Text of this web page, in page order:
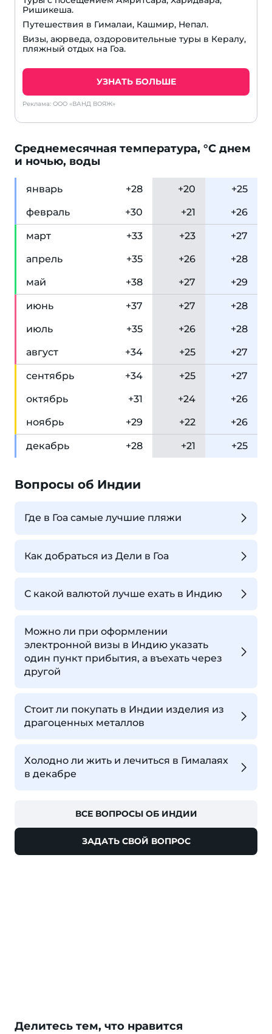
Ришикеша.
Путешествия в Гималаи, Кашмир, Непал.
Визы, аюрведа, оздоровительные туры в Кералу,
пляжный отдых на Гоа.
УЗНАТЬ БОЛЬШЕ
Реклама: ООО «ВАНД ВОЯЖ»
Cреднемесячная температура, °C днем
и ночью, воды
январь +28 +20
+25
февраль +30 +21 +26
март +33 +23
+27
апрель +35 +26
+28
май
+38 +27 +29
июнь +37 +27
+28
июль +35 +26
+28
август +34 +25 +27
сентябрь +34 +25
+27
октябрь +31 +24
+26
ноябрь +29 +22 +26
декабрь +28 +21 +25
Вопросы об Индии
Где в Гоа самые лучшие пляжи
Как добраться из Дели в Гоа
С какой валютой лучше ехать в Индию
Можно ли при оформлении
электронной визы в Индию указать
один пункт прибытия, а въехать через
другой
Стоит ли покупать в Индии изделия из
драгоценных металлов
Холодно ли жить и лечиться в Гималаях
в декабре
ВСЕ ВОПРОСЫ ОБ ИНДИИ
ЗАДАТЬ СВОЙ ВОПРОС
Делитесь тем, что нравится